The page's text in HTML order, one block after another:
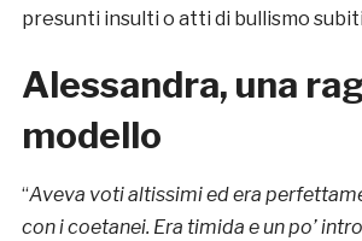
presunti insulti o atti di bullismo
Alessandra, una
modello
“Aveva voti altissimi ed era
con i coetanei. Era timida e un po’